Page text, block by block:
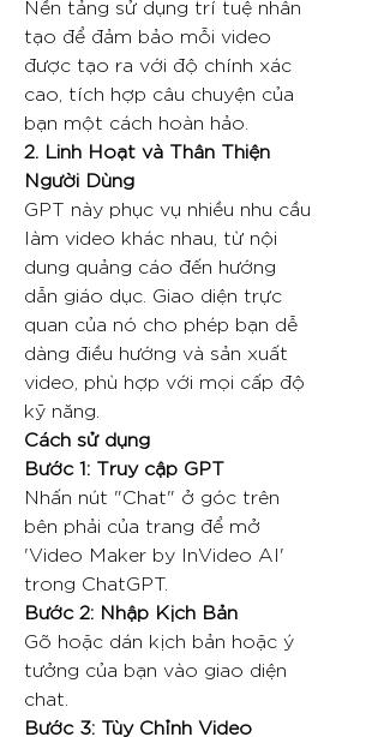
Nền tảng sử dụng trí tuệ nhân
tạo để đảm bảo mỗi video
được tạo ra với độ chính xác
cao, tích hợp câu chuyện của
bạn một cách hoàn hảo.
2. Linh Hoạt và Thân Thiện
Người Dùng
GPT này phục vụ nhiều nhu cầu
làm video khác nhau, từ nội
dung quảng cáo đến hướng
dẫn giáo dục. Giao diện trực
quan của nó cho phép bạn dễ
dàng điều hướng và sản xuất
video, phù hợp với mọi cấp độ
kỹ năng.
Cách sử dụng
Bước 1: Truy cập GPT
Nhấn nút "Chat" ở góc trên
bên phải của trang để mở
'Video Maker by InVideo AI'
trong ChatGPT.
Bước 2: Nhập Kịch Bản
Gõ hoặc dán kịch bản hoặc ý
tưởng của bạn vào giao diện
chat.
Bước 3: Tùy Chỉnh Video